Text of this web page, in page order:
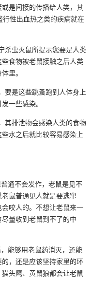
是间接的传播给人类，其
性出血热之类的疾病就在
杀虫灭鼠所提示您要是人类
食物被老鼠接触之后人类
里。
要是这些跳蚤跑到人体身上
一些感染。
其排泄物会感染人类的食物
水之后就比较容易感染上
通不会发作，老鼠是见不
鼠普通见人就是要逃窜
咬人的。不想让老鼠来一
量收到老鼠到不了的中
能够用老鼠药消灭，还能
，还是应该坚持家里的环
头鹰、黄鼠狼都会让老鼠